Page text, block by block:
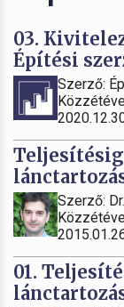
03.
Építési
Szerző:
Szerző:
01.